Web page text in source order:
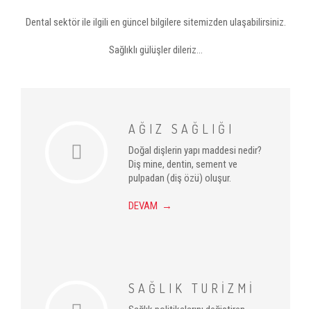
Dental sektör ile ilgili en güncel bilgilere sitemizden ulaşabilirsiniz.
Sağlıklı gülüşler dileriz...
AĞIZ SAĞLIĞI
Doğal dişlerin yapı maddesi nedir?
Diş mine, dentin, sement ve
pulpadan (diş özü) oluşur.
DEVAM →
SAĞLIK TURİZMİ